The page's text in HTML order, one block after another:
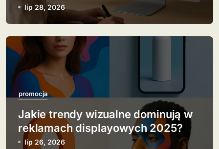
p
i
u
reklamowych?
lip 28, 2026
promocja
Jakie trendy wizualne dominują w
reklamach displayowych 2025?
lip 26, 2026